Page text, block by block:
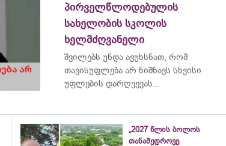
პირველწლოდებულის
სახელობის სკოლის
ხელმძღვანელი
შვილებს უნდა ავუხსნათ, რომ
თავისუფლება არ ნიშნავს სხვისი
უფლების დარღვევას...
„2027 წლის ბოლოს
თანამედროვე